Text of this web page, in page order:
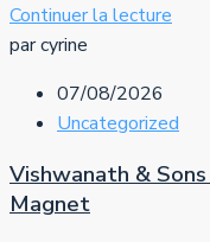
Continuer la lecture
par cyrine
07/08/2026
Uncategorized
Vishwanath &
Magnet